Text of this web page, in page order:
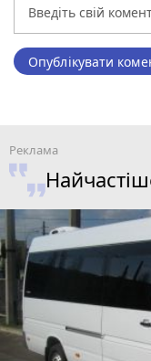
Опублікувати